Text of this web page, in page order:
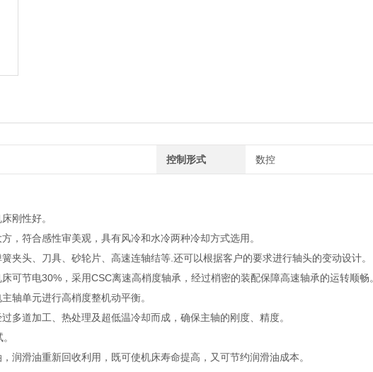
控制形式 数控
刚性好。
符合感性审美观，具有风冷和水冷两种冷却方式选用。
头、刀具、砂轮片、高速连轴结等.还可以根据客户的要求进行轴头的变动设计。
节电30%，采用CSC离速高梢度轴承，经过梢密的装配保障高速轴承的运转顺畅
单元进行高梢度整机动平衡。
道加工、热处理及超低温冷却而成，确保主轴的刚度、精度。
滑油重新回收利用，既可使机床寿命提高，又可节约润滑油成本。